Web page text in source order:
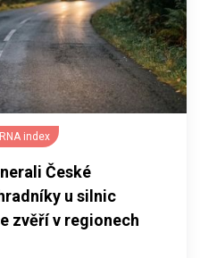
index
České
u silnic
zvěří v regionech